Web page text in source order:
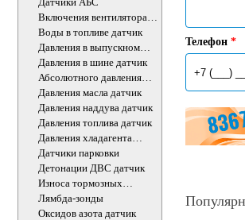
Включения вентилятора
датчик
Воды в топливе датчик
Давления в выпускном
коллекторе датчик
Давления в шине датчик
Абсолютного давления
воздуха ДВС датчик
Давления масла датчик
Давления наддува датчик
Давления топлива датчик
Давления хладагента
датчик
Датчики парковки
Детонации ДВС датчик
Износа тормозных
колодок датчик
Лямбда-зонды
Оксидов азота датчик
Телефон *